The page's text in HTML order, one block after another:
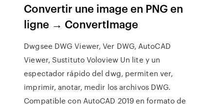
Convertir une image en PNG en
ligne → ConvertImage
Dwgsee DWG Viewer, Ver DWG, AutoCAD
Viewer, Sustituto VoloviewUn lite y un
espectador rápido del dwg, permiten ver,
imprimir, anotar, medir los archivos DWG.
Compatible con AutoCAD 2019 en formato de